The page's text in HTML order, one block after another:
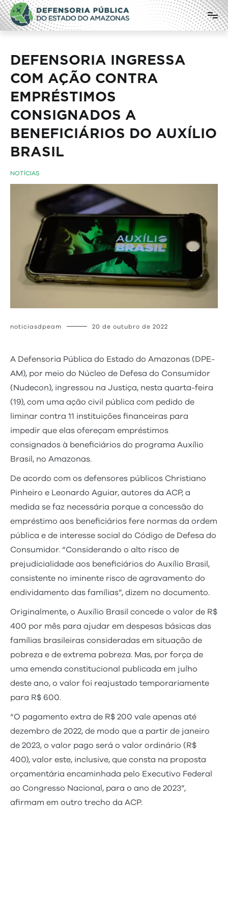
Pular
para
o
conteúdo
Defensoria Pública do Estado do
Amazonas
DEFENSORIA INGRESSA
COM AÇÃO CONTRA
EMPRÉSTIMOS
CONSIGNADOS A
BENEFICIÁRIOS DO AUXÍLIO
BRASIL
NOTÍCIAS
noticiasdpeam 20 de outubro de 2022
A Defensoria Pública do Estado do Amazonas (DPE-
AM), por meio do Núcleo de Defesa do Consumidor
(Nudecon), ingressou na Justiça, nesta quarta-feira
(19), com uma ação civil pública com pedido de
liminar contra 11 instituições financeiras para
impedir que elas ofereçam empréstimos
consignados à beneficiários do programa Auxílio
Brasil, no Amazonas.
De acordo com os defensores públicos Christiano
Pinheiro e Leonardo Aguiar, autores da ACP, a
medida se faz necessária porque a concessão do
empréstimo aos beneficiários fere normas da ordem
pública e de interesse social do Código de Defesa do
Consumidor. “Considerando o alto risco de
prejudicialidade aos beneficiários do Auxílio Brasil,
consistente no iminente risco de agravamento do
endividamento das famílias”, dizem no documento.
Originalmente, o Auxílio Brasil concede o valor de R$
400 por mês para ajudar em despesas básicas das
famílias brasileiras consideradas em situação de
pobreza e de extrema pobreza. Mas, por força de
uma emenda constitucional publicada em julho
deste ano, o valor foi reajustado temporariamente
para R$ 600.
“O pagamento extra de R$ 200 vale apenas até
dezembro de 2022, de modo que a partir de janeiro
de 2023, o valor pago será o valor ordinário (R$
400), valor este, inclusive, que consta na proposta
orçamentária encaminhada pelo Executivo Federal
ao Congresso Nacional, para o ano de 2023”,
afirmam em outro trecho da ACP.